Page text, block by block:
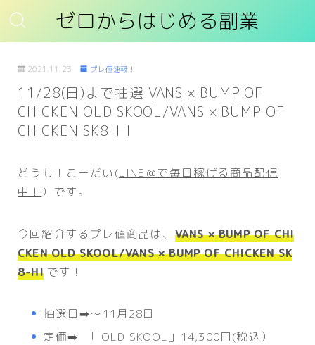
ゼロからはじめる副業
2021.11.23 プレ値速報！
11/28(日)まで抽選!VANS × BUMP OF
CHICKEN OLD SKOOL/VANS × BUMP OF
CHICKEN SK8-HI
どうも！こーだい(LINE＠で毎日稼げる商品配信
中！ ）です。
今回紹介するプレ値商品は、 VANS × BUMP OF CHI
CKEN OLD SKOOL/VANS × BUMP OF CHICKEN SK
8-HI です！
抽選日➡️〜11月28日
定価➡️ 「 OLD SKOOL」14,300円(税込）